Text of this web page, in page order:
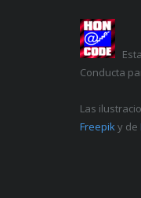
Conducta
Las
Freepiky de